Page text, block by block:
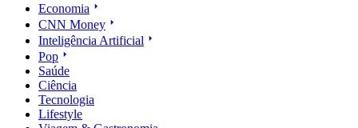
Economia
CNN Money
Inteligência Artificial
Pop
Saúde
Ciência
Tecnologia
Lifestyle